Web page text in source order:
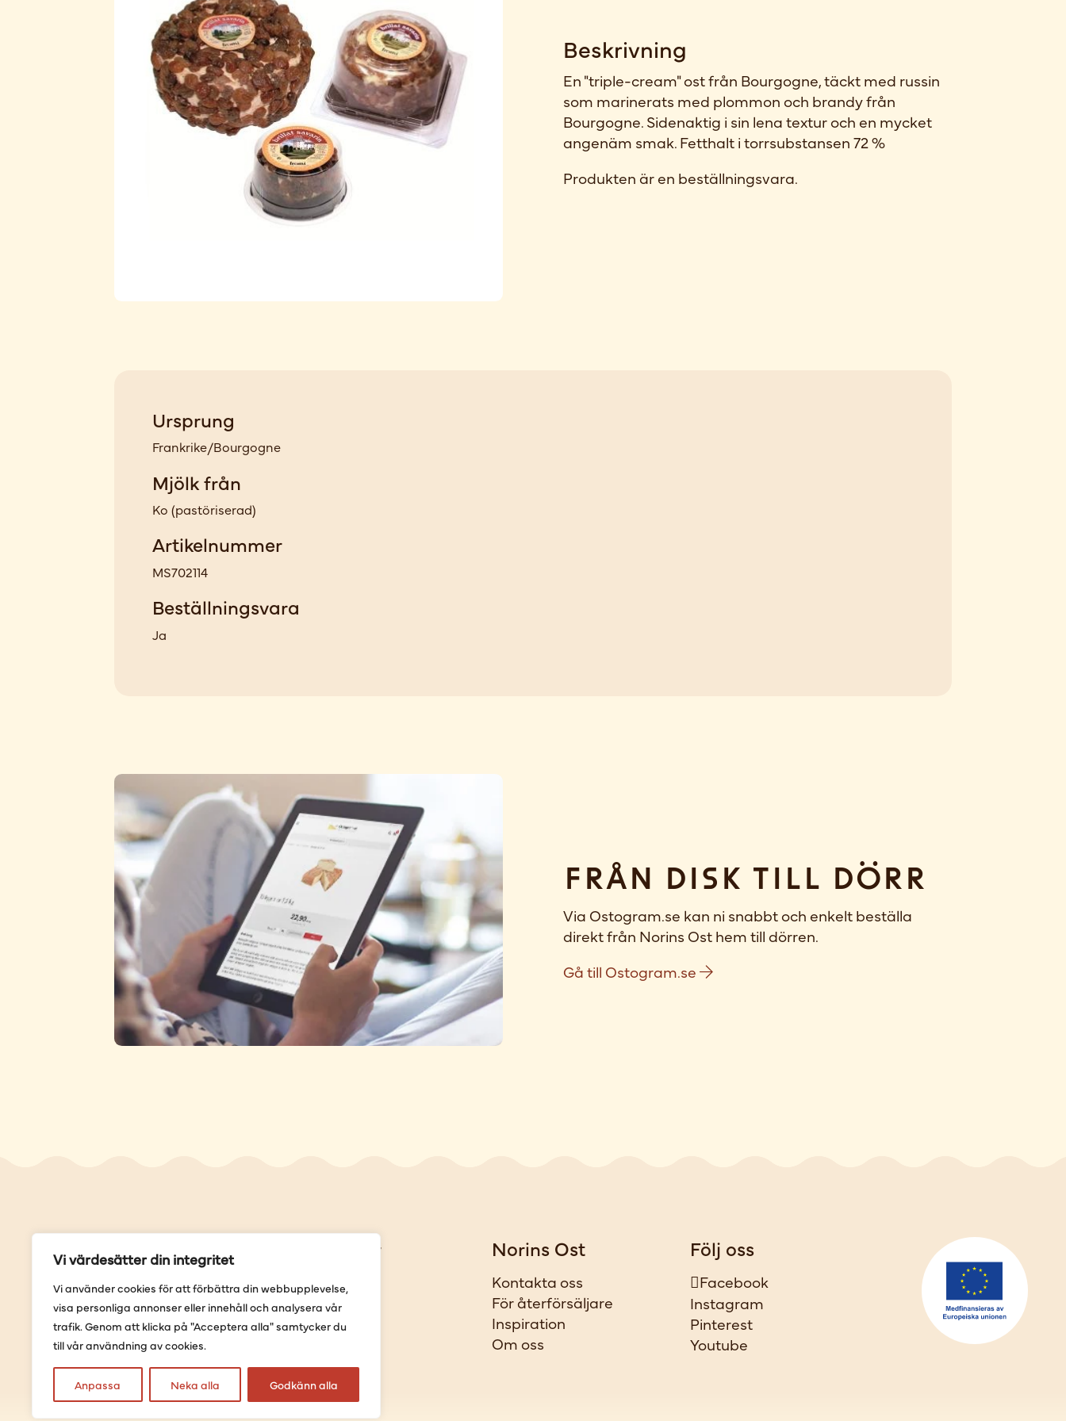
Vi värdesätter din integritet
Vi använder cookies för att förbättra din webbupplevelse,
visa personliga annonser eller innehåll och analysera vår
trafik. Genom att klicka på "Acceptera alla" samtycker du
till vår användning av cookies.
Anpassa Neka alla Godkänn alla
Beskrivning
En "triple-cream" ost från Bourgogne, täckt med russin
som marinerats med plommon och brandy från
Bourgogne. Sidenaktig i sin lena textur och en mycket
angenäm smak. Fetthalt i torrsubstansen 72 %
Produkten är en beställningsvara.
Ursprung
Frankrike/Bourgogne
Mjölk från
Ko (pastöriserad)
Artikelnummer
MS702114
Beställningsvara
Ja
Från disk till dörr
Via Ostogram.se kan ni snabbt och enkelt beställa
direkt från Norins Ost hem till dörren.
Gå till Ostogram.se
Genvägar
Våra butiker
Sortiment
Provningar
Norins Ost
Kontakta oss
För återförsäljare
Inspiration
Om oss
Följ oss
Facebook
Instagram
Pinterest
Youtube